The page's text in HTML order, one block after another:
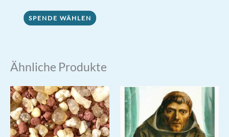
SPENDE WÄHLEN
Ähnliche Produkte